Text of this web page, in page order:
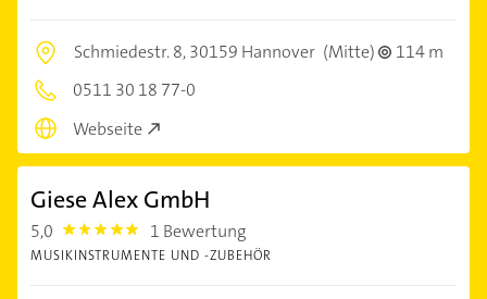
Schmiedestr. 8,30159 Hannover (Mitte)
114 m
0511 30 18 77-0
Webseite
Giese Alex GmbH
5,0 5.0 1 Bewertung
MUSIKINSTRUMENTE UND -ZUBEHÖR